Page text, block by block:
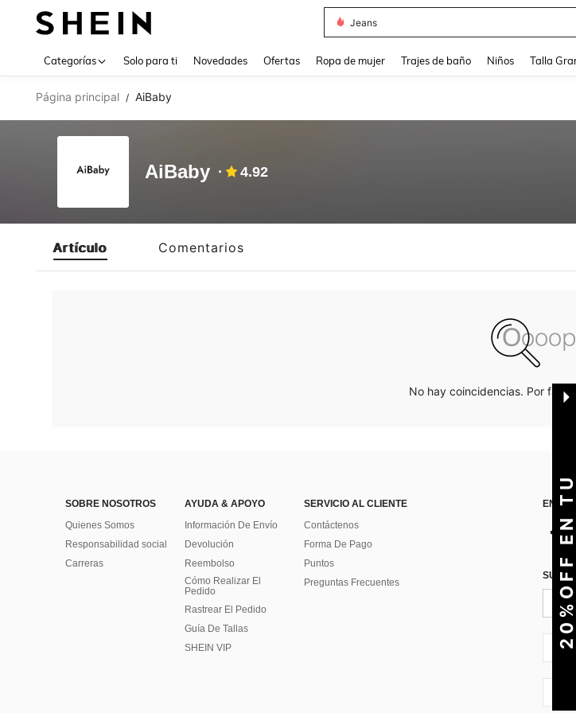
Jeans
Categorías Solo para ti Novedades Ofertas Ropa de mujer Trajes de baño Niños Talla
Página principal / AiBaby
AiBaby 4.92
Artículo Comentarios
No hay coincidencias. Por favor
SOBRE NOSOTROS
Quienes Somos
Responsabilidad social
Carreras
AYUDA & APOYO
Información De Envío
Devolución
Reembolso
Cómo Realizar El
Pedido
Rastrear El Pedido
Guía De Tallas
SHEIN VIP
SERVICIO AL CLIENTE
Contáctenos
Forma De Pago
Puntos
Preguntas Frecuentes
CL +
2
0
%
O
F
F
E
N
T
U
P
R
I
M
E
R
P
E
D
I
D